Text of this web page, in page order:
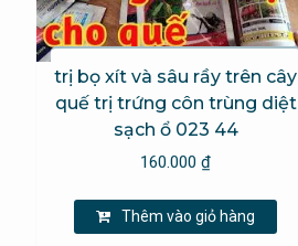
trị bọ xít và sâu rầy trên cây
quế trị trứng côn trùng diệt
sạch ổ 023 44
160.000₫
Thêm vào giỏ hàng